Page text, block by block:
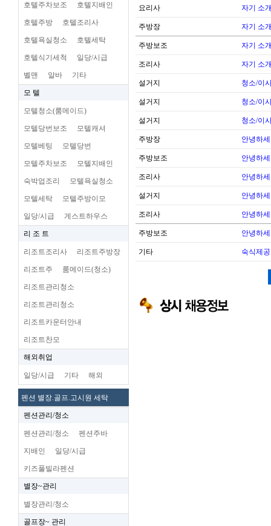
호텔주차보조 호텔지배인
호텔주방 호텔조리사
호텔욕실청소 호텔세탁
호텔식기세척 일당/시급
벨맨 알바 기타
모 텔
모텔청소(룸메이드)
모텔당번보조 모텔캐셔
모텔베팅 모텔당번
모텔주차보조 모텔지배인
숙박업조리 모텔욕실청소
모텔세탁 모텔주방이모
일당/시급 게스트하우스
리 조 트
리조트조리사 리조트주방장
리조트주 룸메이드(청소)
리조트관리청소
리조트관리청소
리조트카운터안내
리조트찬모
해외취업
일당/시급 기타 해외
펜션 별장.골프.고시원 세탁
펜션관리/청소
펜션관리/청소 펜션주바
지배인 일당/시급
키즈풀빌라펜션
별장~관리
별장관리/청소
골프장~ 관리
요리사 자기 소
주방장 자기 소
주방보조 자기 소
조리사 자기 소
설거지 청소/이
설거지 청소/이
설거지 청소/이
주방장 안녕하
주방보조 안녕하
조리사 안녕하
설거지 안녕하
조리사 안녕하
주방보조 안녕하
기타 숙식제